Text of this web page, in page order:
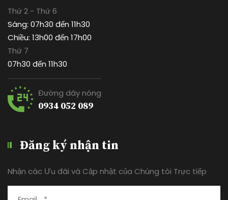
Thứ 2 - Thứ 6
Sáng: 07h30 đến 11h30
Chiều: 13h00 đến 17h00
Thứ 7
07h30 đến 11h30
Đường dây nóng
0934 052 089
Đăng ký nhận tin
Nhận các Ưu đãi và Cập nhật của Chúng tôi Trực tiếp